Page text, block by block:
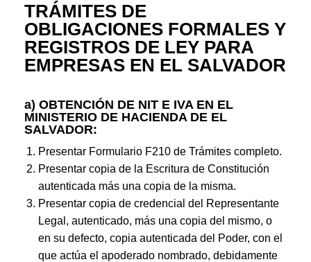
TRÁMITES DE
OBLIGACIONES FORMALES Y
REGISTROS DE LEY PARA
EMPRESAS EN EL SALVADOR
a) OBTENCIÓN DE NIT E IVA EN EL
MINISTERIO DE HACIENDA DE EL
SALVADOR:
Presentar Formulario F210 de Trámites completo.
Presentar copia de la Escritura de Constitución
autenticada más una copia de la misma.
Presentar copia de credencial del Representante
Legal, autenticado, más una copia del mismo, o
en su defecto, copia autenticada del Poder, con el
que actúa el apoderado nombrado, debidamente